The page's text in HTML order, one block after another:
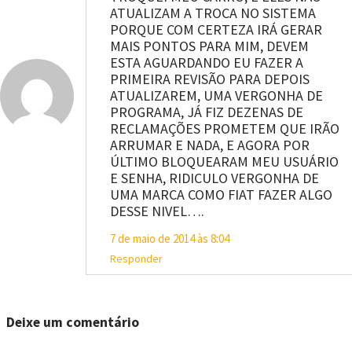
ATUALIZAM A TROCA NO SISTEMA
PORQUE COM CERTEZA IRÁ GERAR
MAIS PONTOS PARA MIM, DEVEM
ESTA AGUARDANDO EU FAZER A
PRIMEIRA REVISÃO PARA DEPOIS
ATUALIZAREM, UMA VERGONHA DE
PROGRAMA, JÁ FIZ DEZENAS DE
RECLAMAÇÕES PROMETEM QUE IRÃO
ARRUMAR E NADA, E AGORA POR
ÚLTIMO BLOQUEARAM MEU USUÁRIO
E SENHA, RIDICULO VERGONHA DE
UMA MARCA COMO FIAT FAZER ALGO
DESSE NIVEL….
7 de maio de 2014 às 8:04
Responder
Deixe um comentário